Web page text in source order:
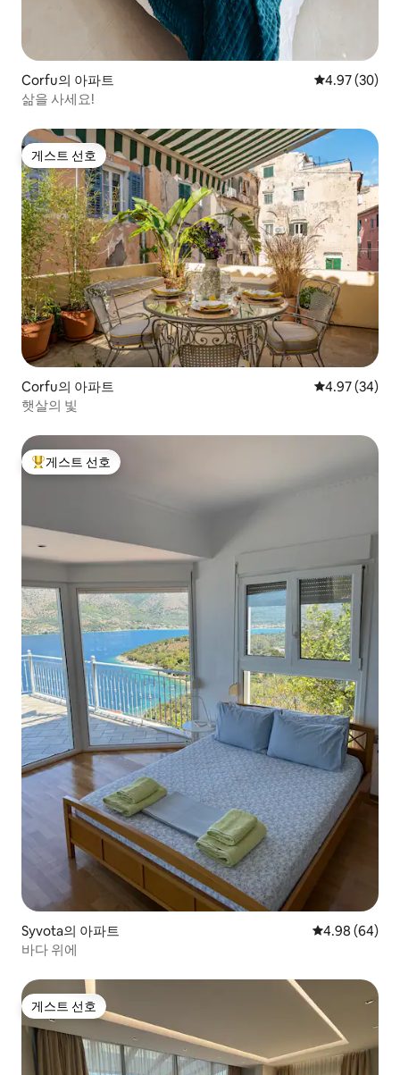
Corfu의 아파트 평점 4.97점(5
4.97 (30)
삶을 사세요!
게스트 선호
게스트 선호
Corfu의 아파트 평점 4.97점(5
4.97 (34)
햇살의 빛
상위 게스트 선호
게스트 선호
Syvota의 아파트 평점 4.98점(5
4.98 (64)
바다 위에
게스트 선호
게스트 선호